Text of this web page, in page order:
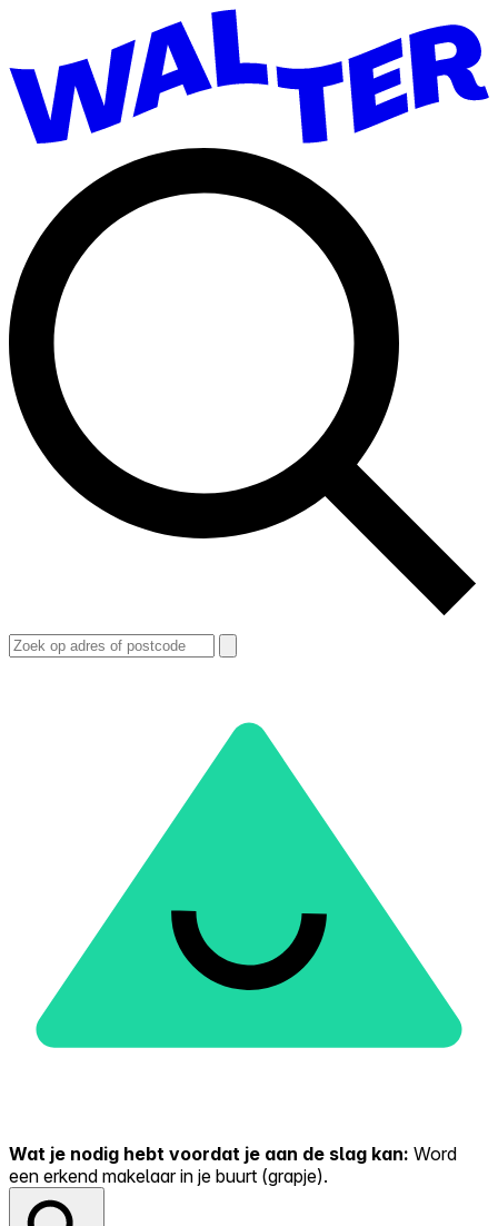
Wat je nodig hebt voordat je aan de slag kan: Word
een erkend makelaar in je buurt (grapje).